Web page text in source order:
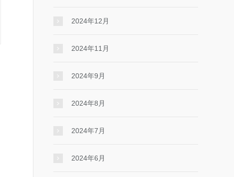
2024年12月
2024年11月
2024年9月
2024年8月
2024年7月
2024年6月